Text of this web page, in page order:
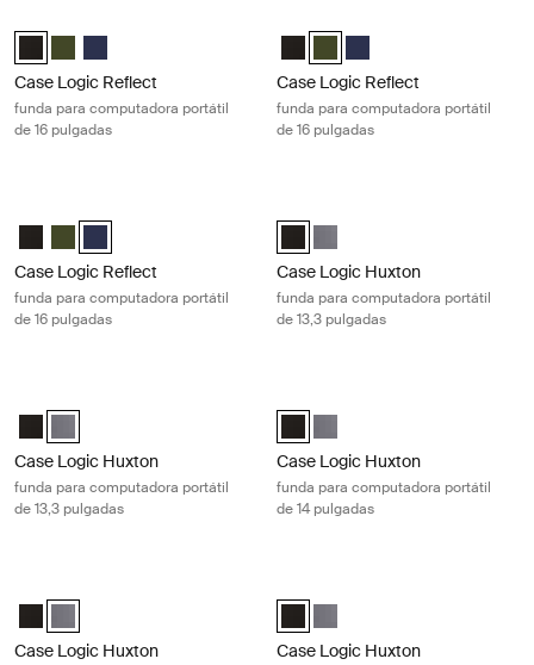
Case Logic Reflect 16" Laptop Sleeve Negro (selected)
Case Logic Reflect 16" Laptop Sleeve Verde
Case Logic Reflect 16" Laptop Sleeve Dark Blue
Case Logic Reflect
funda para computadora portátil
de 16 pulgadas
Case Logic Reflect 16" Laptop
Case Logic Reflect 16"
Case Logic Reflect 16"
Case Logic Reflect
funda para computadora portátil
de 16 pulgadas
Case Logic Reflect 16" Laptop Sleeve Negro
Case Logic Reflect 16" Laptop Sleeve Verde
Case Logic Reflect 16" Laptop Sleeve Dark Blue (selected)
Case Logic Reflect
funda para computadora portátil
de 16 pulgadas
Case Logic Huxton 13.3" Laptop
Case Logic Huxton 13.3"
Case Logic Huxton
funda para computadora portátil
de 13,3 pulgadas
Case Logic Huxton 13.3" Laptop Sleeve Negro
Case Logic Huxton 13.3" Laptop Sleeve Grafito (selected)
Case Logic Huxton
funda para computadora portátil
de 13,3 pulgadas
Case Logic Huxton 14" Laptop
Case Logic Huxton 14"
Case Logic Huxton
funda para computadora portátil
de 14 pulgadas
Case Logic Huxton 14" Laptop Sleeve Negro
Case Logic Huxton 14" Laptop Sleeve Grafito (selected)
Case Logic Huxton
Case Logic Huxton 15.6" Laptop
Case Logic Huxton 15.6"
Case Logic Huxton